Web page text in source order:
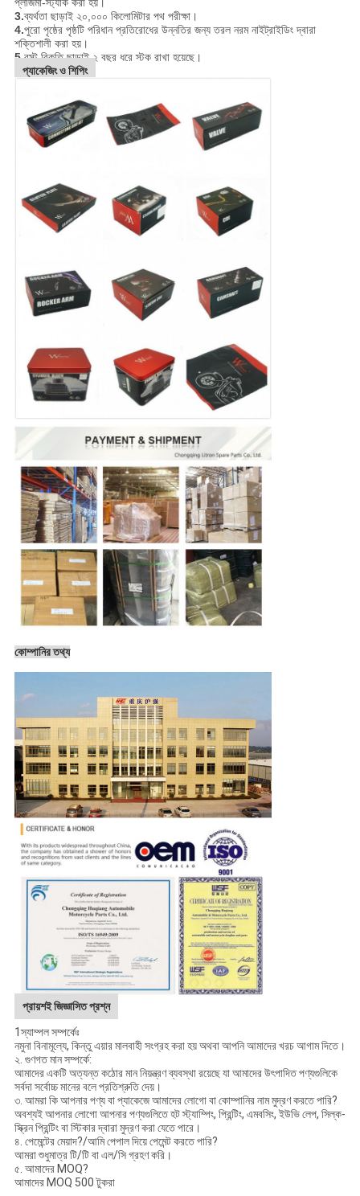
প্লাজমা-স্ট্যাক করা হয়।
3.ব্যর্থতা ছাড়াই ২০,০০০ কিলোমিটার পথ পরীক্ষা।
4.পুরো পৃষ্ঠের পৃষ্ঠটি পরিধান প্রতিরোধের উন্নতির জন্য তরল নরম নাইট্রাইডিং দ্বারা
শক্তিশালী করা হয়।
5.রস্ট বিকৃতি ছাড়াই ২ বছর ধরে স্টক রাখা হয়েছে।
প্যাকেজিং ও শিপিং
কোম্পানির তথ্য
প্রায়শই জিজ্ঞাসিত প্রশ্ন
1স্যাম্পল সম্পর্কেঃ
নমুনা বিনামূল্যে, কিন্তু এয়ার মালবাহী সংগ্রহ করা হয় অথবা আপনি আমাদের খরচ আগাম দিতে।
২. গুণগত মান সম্পর্কে:
আমাদের একটি অত্যন্ত কঠোর মান নিয়ন্ত্রণ ব্যবস্থা রয়েছে যা আমাদের উৎপাদিত পণ্যগুলিকে
সর্বদা সর্বোচ্চ মানের বলে প্রতিশ্রুতি দেয়।
৩. আমরা কি আপনার পণ্য বা প্যাকেজে আমাদের লোগো বা কোম্পানির নাম মুদ্রণ করতে পারি?
অবশ্যই আপনার লোগো আপনার পণ্যগুলিতে হট স্ট্যাম্পিং, প্রিন্টিং, এমবসিং, ইউভি লেপ, সিল্ক-
স্ক্রিন প্রিন্টিং বা স্টিকার দ্বারা মুদ্রণ করা যেতে পারে।
৪. পেমেন্টের মেয়াদ?/আমি পেপাল দিয়ে পেমেন্ট করতে পারি?
আমরা শুধুমাত্র টি/টি বা এল/সি গ্রহণ করি।
৫. আমাদের MOQ?
আমাদের MOQ 500 টুকরা